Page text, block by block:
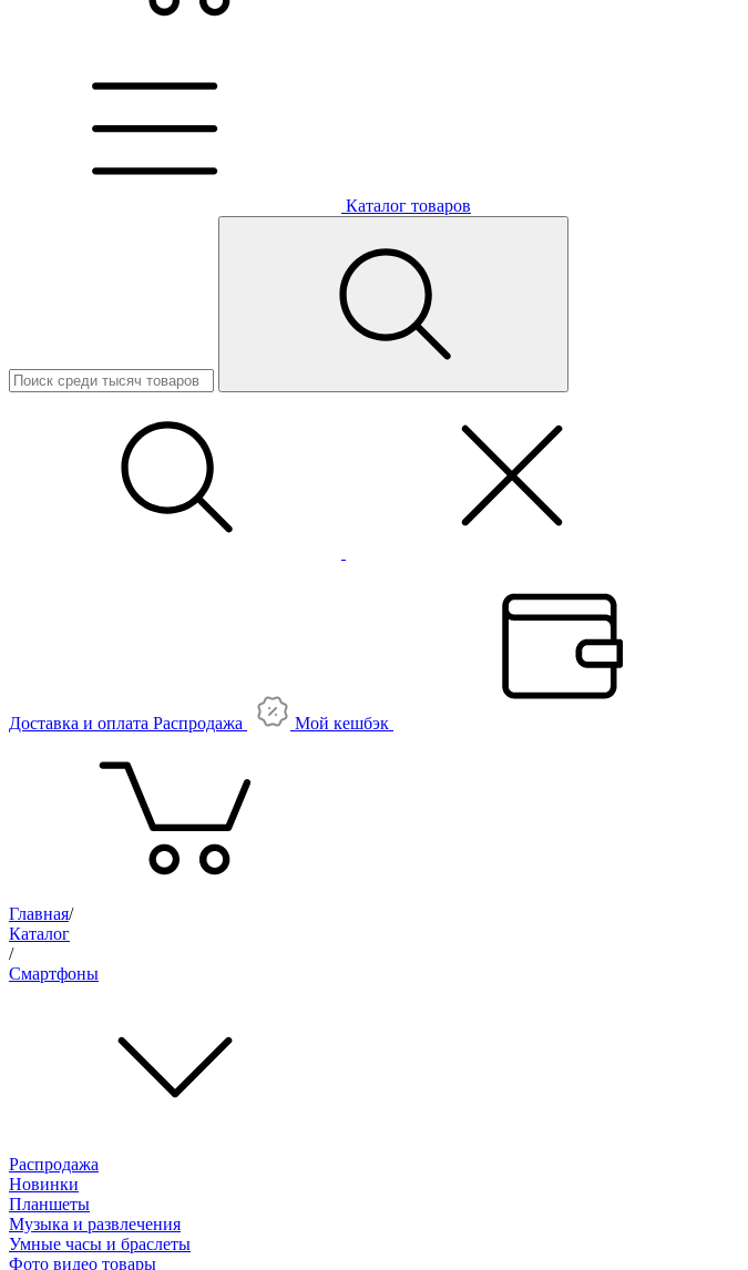
Каталог товаров
Доставка и оплата Распродажа Мой кешбэк
Главная/
Каталог
/
Смартфоны
Распродажа
Новинки
Планшеты
Музыка и развлечения
Умные часы и браслеты
Фото видео товары